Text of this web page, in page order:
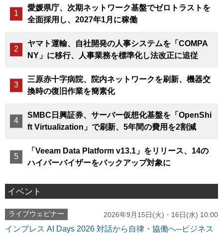
愛媛県庁、次期ネットワーク基盤でゼロトラストを
全面採用し、2027年1月に稼働
ヤマト運輸、自社開発の人事システムを「COMPA
NY」に移行、人事業務を標準化し法改正に追従
三原赤十字病院、院内ネットワークを刷新、機器交
換時の復旧作業を簡素化
SMBC日興証券、サーバー仮想化基盤を「OpenShi
ft Virtualization」で刷新、5年間の費用を2割減
「Veeam Data Platform v13.1」をリリース、14の
ハイパーバイザーをバックアップ対象に
イベント
ライブウェビナー 2026年9月15日(火)・16日(水) 10:00
インプレス AI Days 2026 対話から自律・協働へ─ビジネス